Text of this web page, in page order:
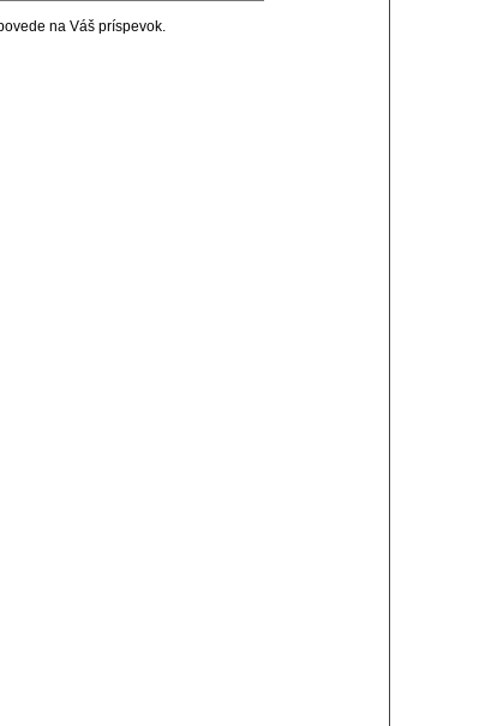
na Váš príspevok.